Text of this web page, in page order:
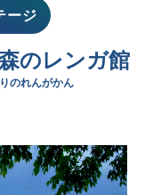
ジ
ージ
のレンガ館
のれんがかん